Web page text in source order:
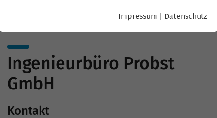
Impressum Datenschutz
Ingenieurbüro Probst
GmbH
Kontakt